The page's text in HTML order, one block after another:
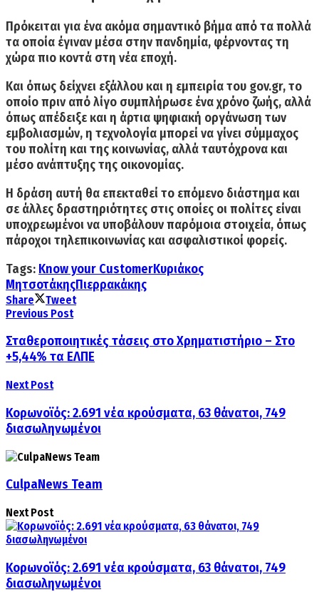
Πρόκειται για ένα ακόμα σημαντικό βήμα από τα πολλά
τα οποία έγιναν μέσα στην πανδημία, φέρνοντας τη
χώρα πιο κοντά στη νέα εποχή.
Και όπως δείχνει εξάλλου και η εμπειρία του gov.gr,το
οποίο πριν από λίγο συμπλήρωσε ένα χρόνο ζωής, αλλά
όπως απέδειξε και η άρτια ψηφιακή οργάνωση των
εμβολιασμών, η τεχνολογία μπορεί να γίνει σύμμαχος
του πολίτη και της κοινωνίας, αλλά ταυτόχρονα και
μέσο ανάπτυξης της οικονομίας.
Η δράση αυτή θα επεκταθεί το επόμενο διάστημα και
σε άλλες δραστηριότητες στις οποίες οι πολίτες είναι
υποχρεωμένοι να υποβάλουν παρόμοια στοιχεία, όπως
πάροχοι τηλεπικοινωνίας και ασφαλιστικοί φορείς.
Tags: Know your CustomerΚυριάκος
ΜητσοτάκηςΠιερρακάκης
Share
Tweet
Previous Post
Σταθεροποιητικές τάσεις στο Χρηματιστήριο – Στο
+5,44% τα ΕΛΠΕ
Next Post
Κορωνοϊός: 2.691 νέα κρούσματα, 63 θάνατοι, 749
διασωληνωμένοι
CulpaNews Team
Next Post
Κορωνοϊός: 2.691 νέα κρούσματα, 63 θάνατοι, 749
διασωληνωμένοι